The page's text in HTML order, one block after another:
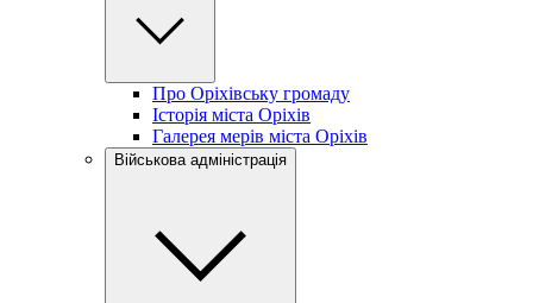
Про Оріхівську громаду
Історія міста Оріхів
Галерея мерів міста Оріхів
Військова адміністрація